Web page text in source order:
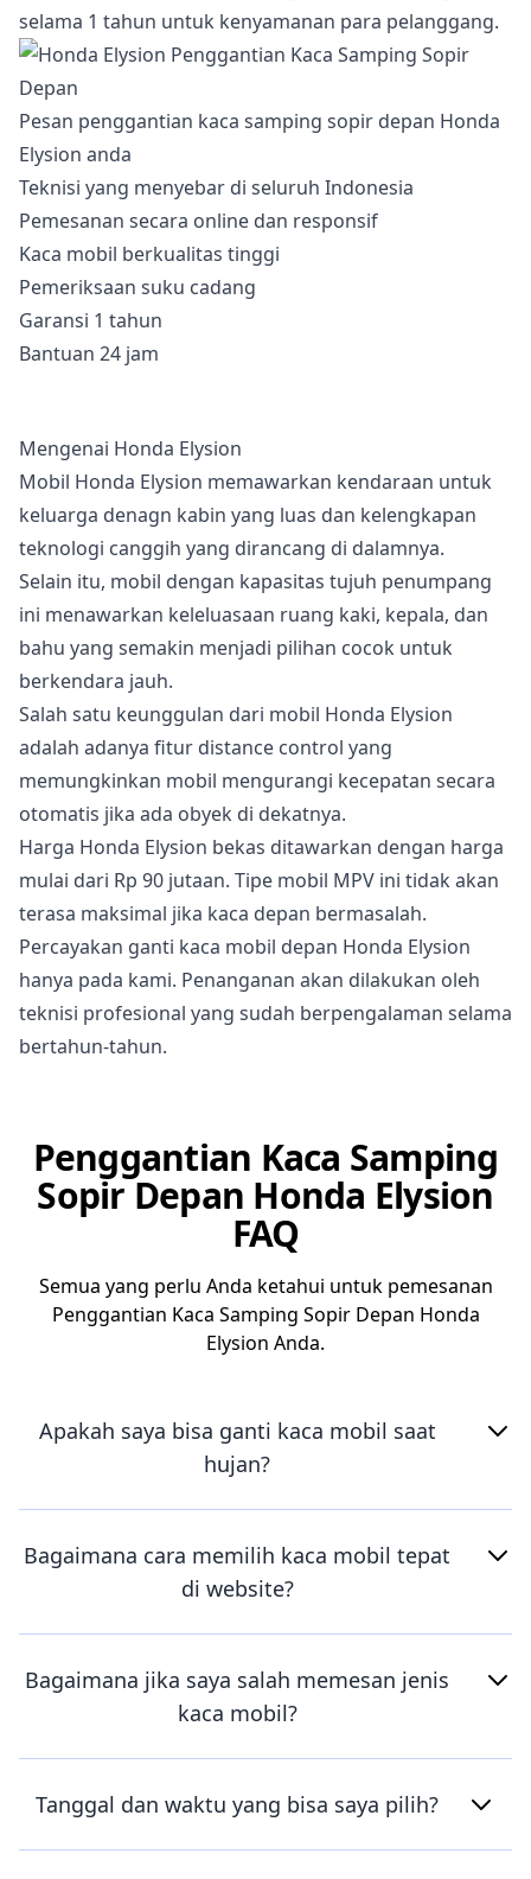
selama 1 tahun untuk kenyamanan para pelanggang.
Pesan penggantian kaca samping sopir depan Honda
Elysion anda
Teknisi yang menyebar di seluruh Indonesia
Pemesanan secara online dan responsif
Kaca mobil berkualitas tinggi
Pemeriksaan suku cadang
Garansi 1 tahun
Bantuan 24 jam
Mengenai Honda Elysion
Mobil Honda Elysion memawarkan kendaraan untuk
keluarga denagn kabin yang luas dan kelengkapan
teknologi canggih yang dirancang di dalamnya.
Selain itu, mobil dengan kapasitas tujuh penumpang
ini menawarkan keleluasaan ruang kaki, kepala, dan
bahu yang semakin menjadi pilihan cocok untuk
berkendara jauh.
Salah satu keunggulan dari mobil Honda Elysion
adalah adanya fitur distance control yang
memungkinkan mobil mengurangi kecepatan secara
otomatis jika ada obyek di dekatnya.
Harga Honda Elysion bekas ditawarkan dengan harga
mulai dari Rp 90 jutaan. Tipe mobil MPV ini tidak akan
terasa maksimal jika kaca depan bermasalah.
Percayakan ganti kaca mobil depan Honda Elysion
hanya pada kami. Penanganan akan dilakukan oleh
teknisi profesional yang sudah berpengalaman selama
bertahun-tahun.
Penggantian Kaca Samping
Sopir Depan Honda Elysion
FAQ
Semua yang perlu Anda ketahui untuk pemesanan
Penggantian Kaca Samping Sopir Depan Honda
Elysion Anda.
Apakah saya bisa ganti kaca mobil saat
hujan?
Bagaimana cara memilih kaca mobil tepat
di website?
Bagaimana jika saya salah memesan jenis
kaca mobil?
Tanggal dan waktu yang bisa saya pilih?